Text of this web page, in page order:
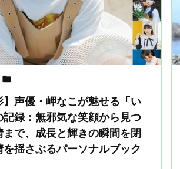

】声優・岬なこが魅せる「い
記録：無邪気な笑顔から見つ
で、成長と輝きの瞬間を閉
を揺さぶるパーソナルブック